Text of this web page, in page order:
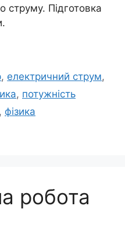
струму. Підготовка
, електричний струм,
, потужність
, фізика
робота